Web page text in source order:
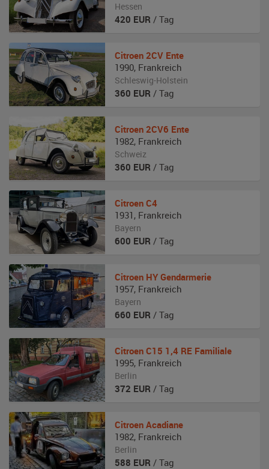
Hessen
420 EUR / Tag
Citroen 2CV Ente
1990, Frankreich
Schleswig-Holstein
360 EUR / Tag
Citroen 2CV6 Ente
1982, Frankreich
Schweiz
360 EUR / Tag
Citroen C4
1931 , Frankreich
Bayern
600 EUR / Tag
Citroen HY Gendarmerie
1957, Frankreich
Bayern
660 EUR / Tag
Citroen C15 1,4 RE Familiale
1995, Frankreich
Berlin
372 EUR / Tag
Citroen Acadiane
1982, Frankreich
Berlin
588 EUR / Tag